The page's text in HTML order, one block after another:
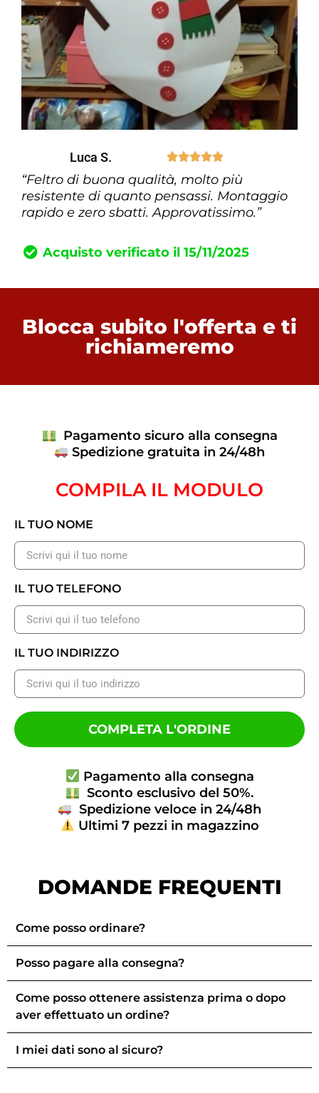
Luca S. 
“Feltro di buona qualità, molto più
resistente di quanto pensassi. Montaggio
rapido e zero sbatti. Approvatissimo.”
Acquisto verificato il 15/11/2025
Blocca subito l'offerta e ti
richiameremo
Pagamento sicuro alla consegna
Spedizione gratuita in 24/48h
COMPILA IL MODULO
IL TUO NOME
IL TUO TELEFONO
IL TUO INDIRIZZO
COMPLETA L'ORDINE
Pagamento alla consegna
Sconto esclusivo del 50%.
Spedizione veloce in 24/48h
Ultimi 7 pezzi in magazzino
DOMANDE FREQUENTI
Come posso ordinare?
Posso pagare alla consegna?
Come posso ottenere assistenza prima o dopo
aver effettuato un ordine?
I miei dati sono al sicuro?